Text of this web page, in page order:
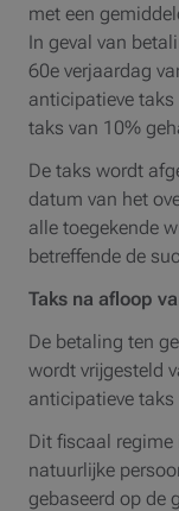
met een
In geval van
60e verjaardag
anticipatieve
taks van 10%
De taks wordt
datum van het
alle toegekende
betreffende de
Taks na afloop
De betaling ten
wordt vrijgesteld
anticipatieve
Dit fiscaal
natuurlijke
gebaseerd op de